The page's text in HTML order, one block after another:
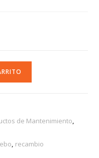
de Mantenimiento,
, recambio